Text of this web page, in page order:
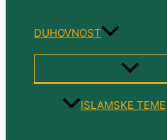
DUHOVNOST
MENU
TOGGLE
ISLAMSKE TEME